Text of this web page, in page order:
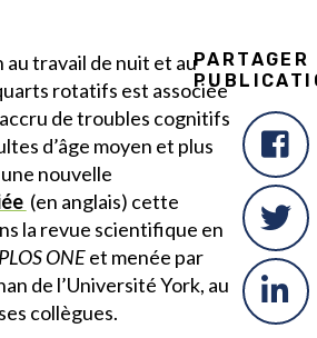
au travail de nuit et au
rotatifs est associée
de troubles cognitifs
d’âge moyen et plus
nouvelle
(en anglais) cette
la revue scientifique en
PLOS ONEet menée par
de l’Université York, au
collègues.
PARTAGER